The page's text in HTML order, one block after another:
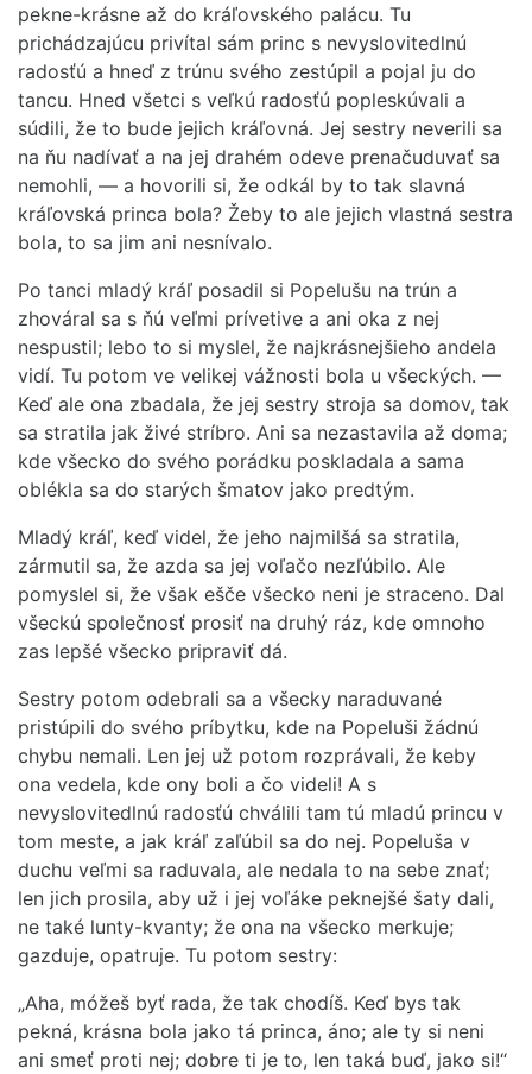
pekne-krásne až do kráľovského palácu. Tu
prichádzajúcu privítal sám princ s nevyslovitedlnú
radosťú a hneď z trúnu svého zestúpil a pojal ju do
tancu. Hned všetci s veľkú radosťú popleskúvali a
súdili, že to bude jejich kráľovná. Jej sestry neverili sa
na ňu nadívať a na jej drahém odeve prenačuduvať sa
nemohli, — a hovorili si, že odkál by to tak slavná
kráľovská princa bola? Žeby to ale jejich vlastná sestra
bola, to sa jim ani nesnívalo.
Po tanci mladý kráľ posadil si Popelušu na trún a
zhováral sa s ňú veľmi prívetive a ani oka z nej
nespustil; lebo to si myslel, že najkrásnejšieho andela
vidí. Tu potom ve velikej vážnosti bola u všeckých. —
Keď ale ona zbadala, že jej sestry stroja sa domov, tak
sa stratila jak živé stríbro. Ani sa nezastavila až doma;
kde všecko do svého porádku poskladala a sama
oblékla sa do starých šmatov jako predtým.
Mladý kráľ, keď videl, že jeho najmilšá sa stratila,
zármutil sa, že azda sa jej voľačo nezľúbilo. Ale
pomyslel si, že však ešče všecko neni je straceno. Dal
všeckú společnosť prosiť na druhý ráz, kde omnoho
zas lepšé všecko pripraviť dá.
Sestry potom odebrali sa a všecky naraduvané
pristúpili do svého príbytku, kde na Popeluši žádnú
chybu nemali. Len jej už potom rozprávali, že keby
ona vedela, kde ony boli a čo videli! A s
nevyslovitedlnú radosťú chválili tam tú mladú princu v
tom meste, a jak kráľ zaľúbil sa do nej. Popeluša v
duchu veľmi sa raduvala, ale nedala to na sebe znať;
len jich prosila, aby už i jej voľáke peknejšé šaty dali,
ne také lunty-kvanty; že ona na všecko merkuje;
gazduje, opatruje. Tu potom sestry:
„Aha, móžeš byť rada, že tak chodíš. Keď bys tak
pekná, krásna bola jako tá princa, áno; ale ty si neni
ani smeť proti nej; dobre ti je to, len taká buď, jako si!“